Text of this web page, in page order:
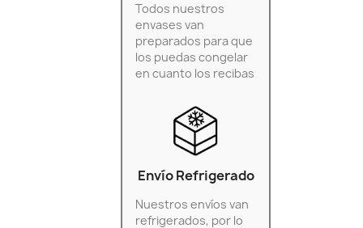
Todos nuestros
envases van
preparados para que
los puedas congelar
en cuanto los recibas
Envío Refrigerado
Nuestros envíos van
refrigerados, por lo